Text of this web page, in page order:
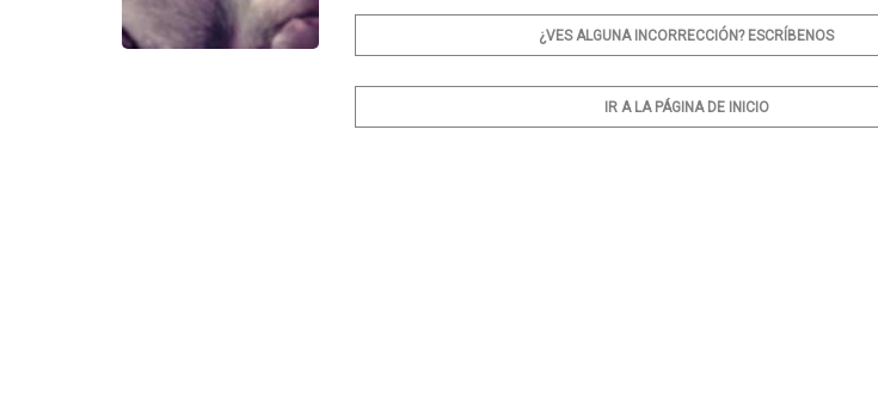
¿VES ALGUNA INCORRECCIÓN? ESCRÍBENOS
IR A LA PÁGINA DE INICIO